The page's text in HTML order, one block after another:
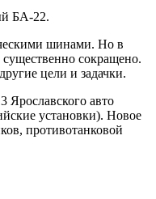
БА-22.
шинами. Но в
сокращено.
цели и задачки.
Ярославского авто
установки). Новое
противотанковой